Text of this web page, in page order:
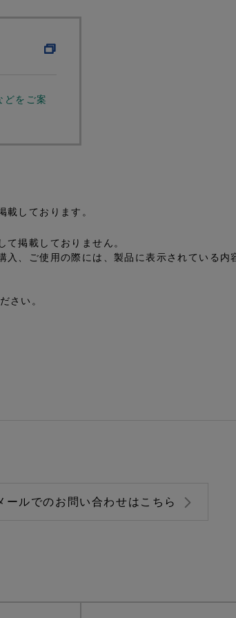
どをご案
しております。
掲載しておりません。
、ご使用の際には、製品に表示されている内
さい。
ールでのお問い合わせはこちら